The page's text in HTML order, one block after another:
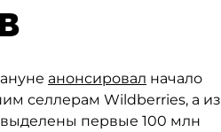
анонсировал начало
селлерам Wildberries, а из
выделены первые 100 млн